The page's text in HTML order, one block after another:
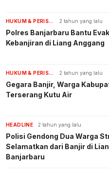
HUKUM & PERISTIWA 2 tahun yang lalu
Polres Banjarbaru Bantu
Kebanjiran di Liang Anggang
HUKUM & PERISTIWA 2 tahun yang lalu
Gegara Banjir, Warga
Terserang Kutu Air
HEADLINE 2 tahun yang lalu
Polisi Gendong Dua Warga
Selamatkan dari Banjir di
Banjarbaru